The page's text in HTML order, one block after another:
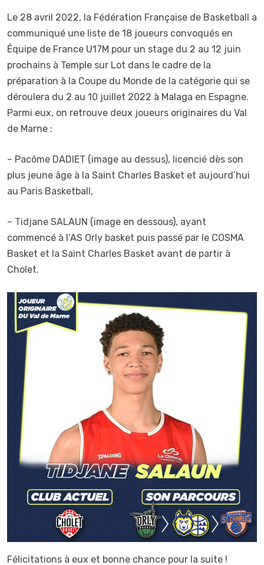
Le 28 avril 2022, la Fédération Française de Basketball a
communiqué une liste de 18 joueurs convoqués en
Équipe de France U17M pour un stage du 2 au 12 juin
prochains à Temple sur Lot dans le cadre de la
préparation à la Coupe du Monde de la catégorie qui se
déroulera du 2 au 10 juillet 2022 à Malaga en Espagne.
Parmi eux, on retrouve deux joueurs originaires du Val
de Marne :
– Pacôme DADIET (image au dessus), licencié dès son
plus jeune âge à la Saint Charles Basket et aujourd’hui
au Paris Basketball,
– Tidjane SALAUN (image en dessous), ayant
commencé à l’AS Orly basket puis passé par le COSMA
Basket et la Saint Charles Basket avant de partir à
Cholet.
Félicitations à eux et bonne chance pour la suite !